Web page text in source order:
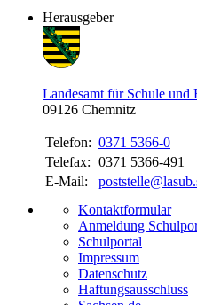
Herausgeber
Landesamt für Schule und
09126 Chemnitz
Telefon: 0371 5366-0
Telefax: 0371 5366-491
E-Mail:
Kontaktformular
Anmeldung
Schulportal
Impressum
Datenschutz
Haftungsausschluss